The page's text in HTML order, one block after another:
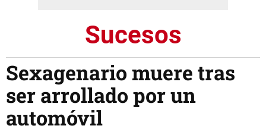
Sucesos
Sexagenario muere tras
ser arrollado por un
automóvil